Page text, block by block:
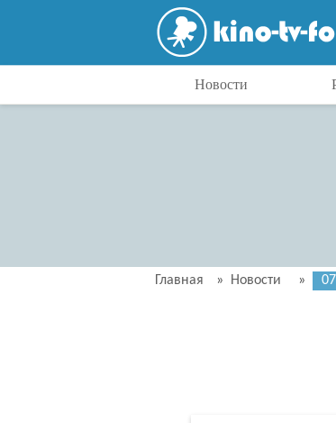
Новости
Главная » Новости »